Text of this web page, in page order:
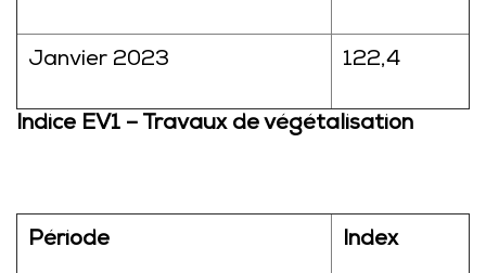
Janvier 2023 122,4
Indice EV1 – Travaux de végétalisation
Période Index